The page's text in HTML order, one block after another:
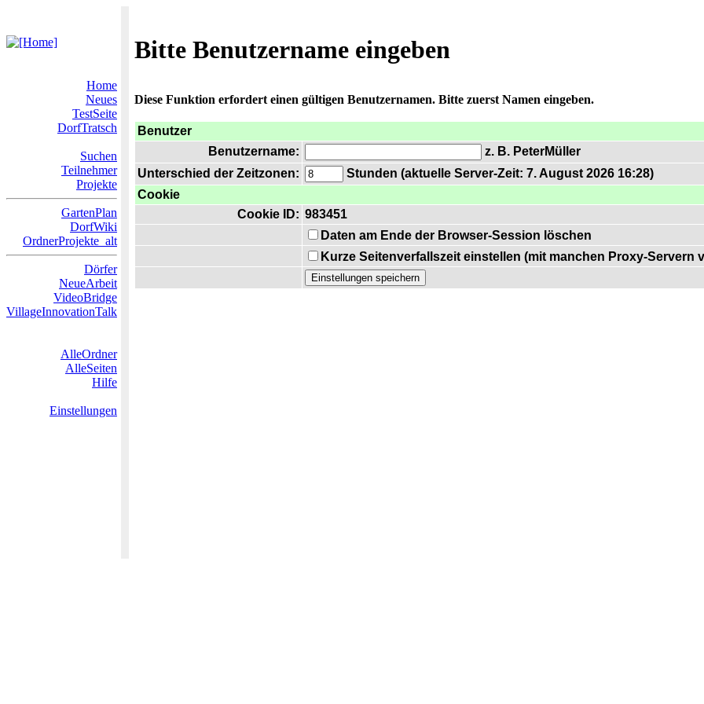
Bitte Benutzername eingeben
Home
Neues
TestSeite
DorfTratsch
Suchen
Teilnehmer
Projekte
GartenPlan
DorfWiki
OrdnerProjekte_alt
Dörfer
NeueArbeit
VideoBridge
VillageInnovationTalk
AlleOrdner
AlleSeiten
Hilfe
Einstellungen
Diese Funktion erfordert einen gültigen Benutzernamen. Bitte zuerst Namen eingeben.
Benutzer
Benutzername:
z. B. PeterMüller
Unterschied der Zeitzonen:
Stunden (aktuelle Server-Zeit: 7. August 2026 16:28)
Cookie
Cookie ID: 983451
Daten am Ende der Browser-Session löschen
Kurze Seitenverfallszeit einstellen (mit manchen Proxy-Servern